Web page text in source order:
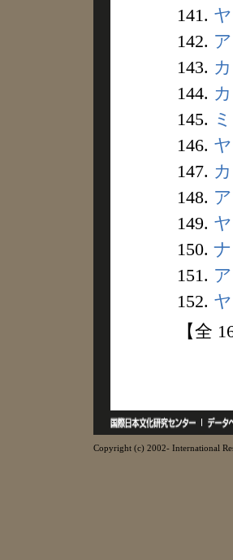
141.
142.
143.
144.
145.
146.
147.
148.
149.
150.
151.
152.
【全
Copyright (c) 2002- International